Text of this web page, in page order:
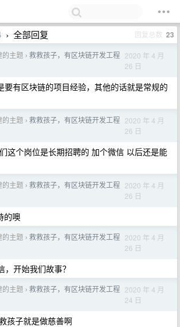
› 全部回复 回复总数 23
的主题 › 救救孩子，有区块链开发工程 2020 年 4 月
26 日
要有区块链的项目经验，其他的话就是常规的
的主题 › 救救孩子，有区块链开发工程 2020 年 4 月
26 日
这个岗位是长期招聘的 加个微信 以后还是能
的主题 › 救救孩子，有区块链开发工程 2020 年 4 月
26 日
的噢
的主题 › 救救孩子，有区块链开发工程 2020 年 4 月
26 日
，开始我们故事？
的主题 › 救救孩子，有区块链开发工程 2020 年 4 月
24 日
孩子就是做慈善啊